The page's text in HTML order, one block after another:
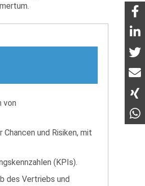
von
und Risiken, mit
(KPIs).
des Vertriebs und